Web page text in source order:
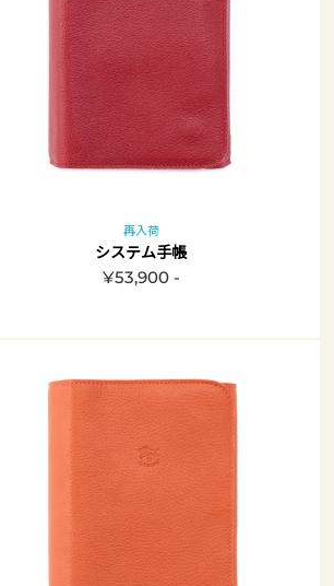
再入荷
システム手帳
¥53,900 -